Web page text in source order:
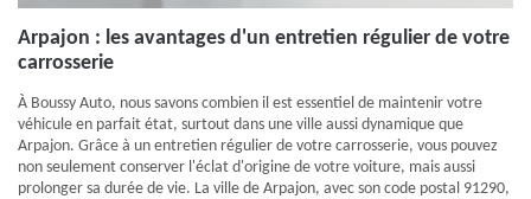
Arpajon : les avantages d'un entretien régulier de votre
carrosserie
À Boussy Auto, nous savons combien il est essentiel de maintenir votre
véhicule en parfait état, surtout dans une ville aussi dynamique que
Arpajon. Grâce à un entretien régulier de votre carrosserie, vous pouvez
non seulement conserver l'éclat d'origine de votre voiture, mais aussi
prolonger sa durée de vie. La ville de Arpajon, avec son code postal 91290,